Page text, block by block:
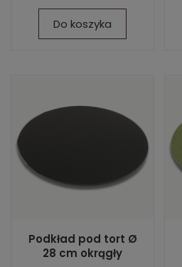
Do koszyka
Podkład pod tort Ø
28 cm okrągły